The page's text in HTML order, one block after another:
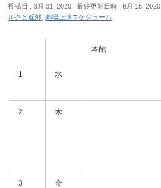
投稿日 : 3月 31, 2020 最終更新日時 : 6月 15, 2020
ルクと近郊 劇場上演スケジュール
本館
1 水
2 木
3 金